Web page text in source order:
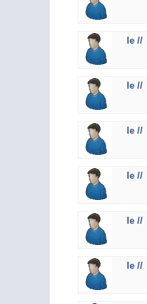
le //
le //
le //
le //
le //
le //